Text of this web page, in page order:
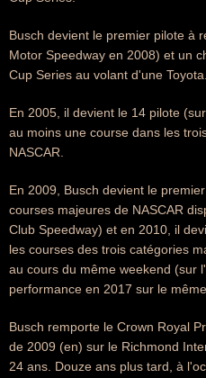
Busch devient le premier pilote à
Motor Speedway en 2008) et un
Cup Series au volant d'une Toyota.
En 2005, il devient le 14 pilote
au moins une course dans les
NASCAR.
En 2009, Busch devient le
courses majeures de NASCAR
Club Speedway) et en 2010, il
les courses des trois catégories
au cours du même weekend (sur
performance en 2017 sur le
Busch remporte le Crown Royal
de 2009 (en) sur le Richmond
24 ans. Douze ans plus tard, à